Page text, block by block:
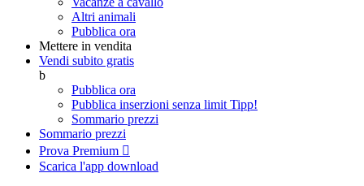
Altri animali
Pubblica ora
Mettere in vendita
Vendi subito gratis
b
Pubblica ora
Pubblica inserzioni senza limit Tipp!
Sommario prezzi
Sommario prezzi
Prova Premium 
Scarica l'app download